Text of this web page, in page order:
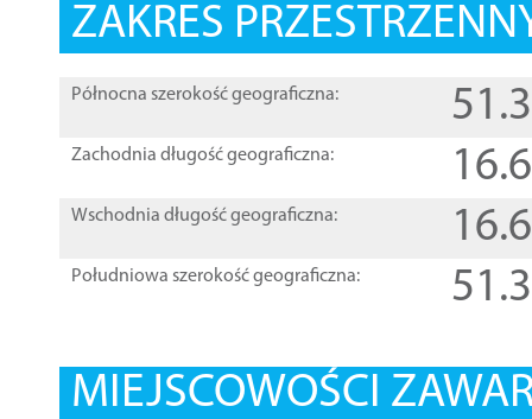
ZAKRES
Północna szerokość geograficzna:
Zachodnia długość geograficzna:
Wschodnia długość geograficzna:
Południowa szerokość geograficzna:
MIEJSCOWOŚCI